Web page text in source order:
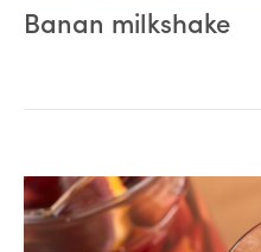
Banan milkshake